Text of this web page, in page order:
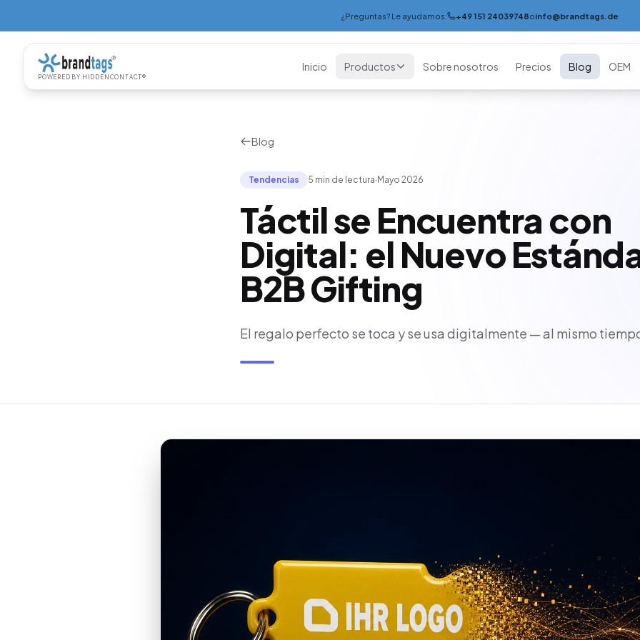
¿Preguntas? Le ayudamos: +49 151 24039748oinfo@brandtags.de
POWERED BY HIDDENCONTACT®
Inicio Productos Sobre nosotros Precios Blog OEM
Blog
Tendencias 5 min de lectura· Mayo 2026
Táctil se Encuentra con
Digital: el Nuevo
B2B Gifting
El regalo perfecto se toca y se usa digitalmente — al mismo